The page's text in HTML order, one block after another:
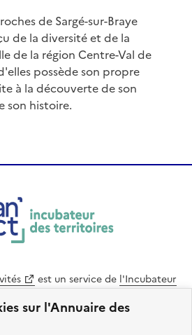
sur l'Annuaire des
de Sargé-sur-Braye
de la diversité et de la
de la région Centre-Val de
possède son propre
à la découverte de son
son histoire.
est un service de l'Incubateur
. Le code source de ce site web
libre. Le design de ce site est conçu